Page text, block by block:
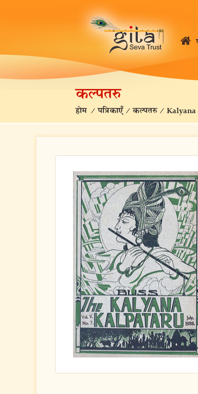
कल्पतरु
होम /पत्रिकाएँ /कल्पतरु / Kalyana